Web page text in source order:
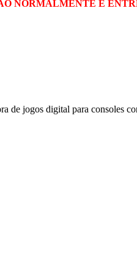
NORMALMENTE E
de jogos digital para consoles